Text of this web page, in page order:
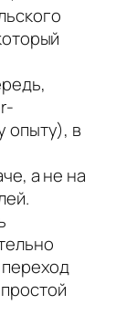
опыту), в
а не на